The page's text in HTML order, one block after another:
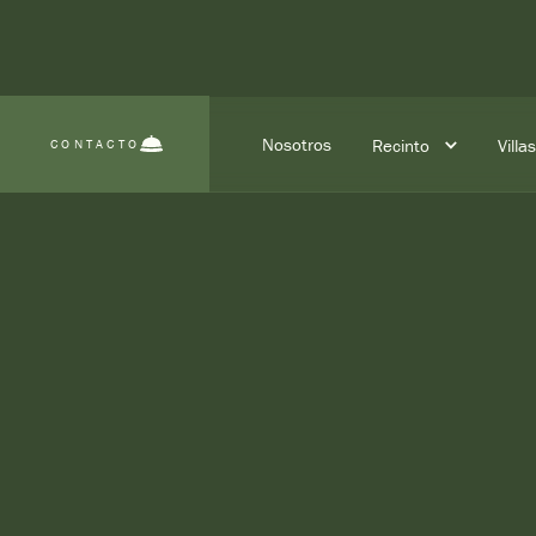
Nosotros Recinto Villas
CONTACTO